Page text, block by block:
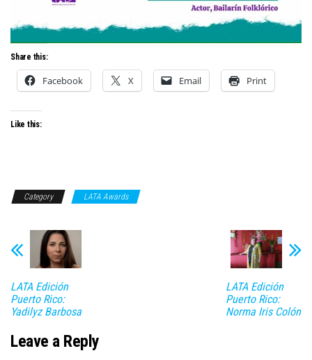
Share this:
Facebook X Email Print
Like this:
Category LATA Awards
LATA Edición
Puerto Rico:
Yadilyz Barbosa
LATA Edición
Puerto Rico:
Norma Iris Colón
Leave a Reply